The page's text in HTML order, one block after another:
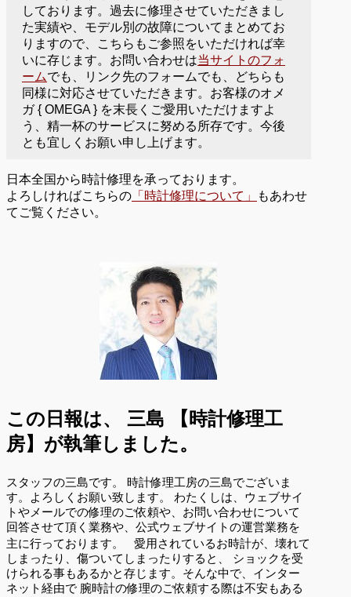
しております。過去に修理させていただきまし
た実績や、モデル別の故障についてまとめてお
りますので、こちらもご参照をいただければ幸
いに存じます。お問い合わせは当サイトのフォ
ームでも、リンク先のフォームでも、どちらも
同様に対応させていただきます。お客様のオメ
ガ { OMEGA } を末長くご愛用いただけますよ
う、精一杯のサービスに努める所存です。今後
とも宜しくお願い申し上げます。
日本全国から時計修理を承っております。
よろしければこちらの 「時計修理について」
もあわせ
てご覧ください。
この日報は、
三島 【時計修理工
房】が執筆しました。
スタッフの三島です。 時計修理工房の三島でございま
す。よろしくお願い致します。 わたくしは、ウェブサイ
トやメールでの修理のご依頼や、お問い合わせについて
回答させて頂く業務や、公式ウェブサイトの運営業務を
主に行っております。 愛用されているお時計が、壊れて
しまったり、傷ついてしまったりすると、 ショックを受
けられる事もあるかと存じます。そんな中で、インター
ネット経由で 腕時計の修理のご依頼する際は不安もある